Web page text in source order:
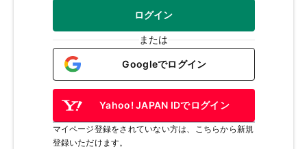
ログイン
または
Googleでログイン
Yahoo! JAPAN IDでログイン
マイページ登録をされていない方は、こちらから新規
登録いただけます。